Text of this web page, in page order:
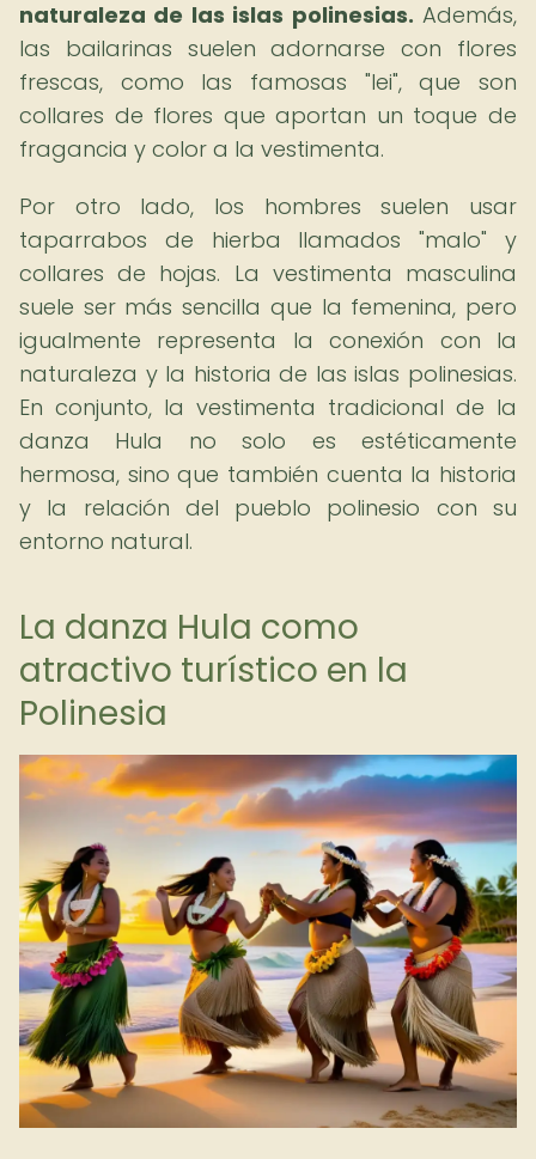
naturaleza de las islas polinesias. Además,
las bailarinas suelen adornarse con flores
frescas, como las famosas "lei", que son
collares de flores que aportan un toque de
fragancia y color a la vestimenta.
Por otro lado, los hombres suelen usar
taparrabos de hierba llamados "malo" y
collares de hojas. La vestimenta masculina
suele ser más sencilla que la femenina, pero
igualmente representa la conexión con la
naturaleza y la historia de las islas polinesias.
En conjunto, la vestimenta tradicional de la
danza Hula no solo es estéticamente
hermosa, sino que también cuenta la historia
y la relación del pueblo polinesio con su
entorno natural.
La danza Hula como
atractivo turístico en la
Polinesia